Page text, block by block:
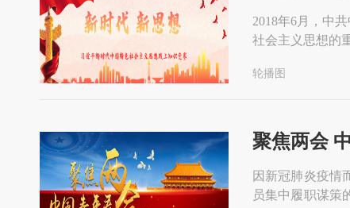
2018年6月，中
社会主义思想的
轮播图
聚焦两会
因新冠肺炎疫情
员集中履职谋策